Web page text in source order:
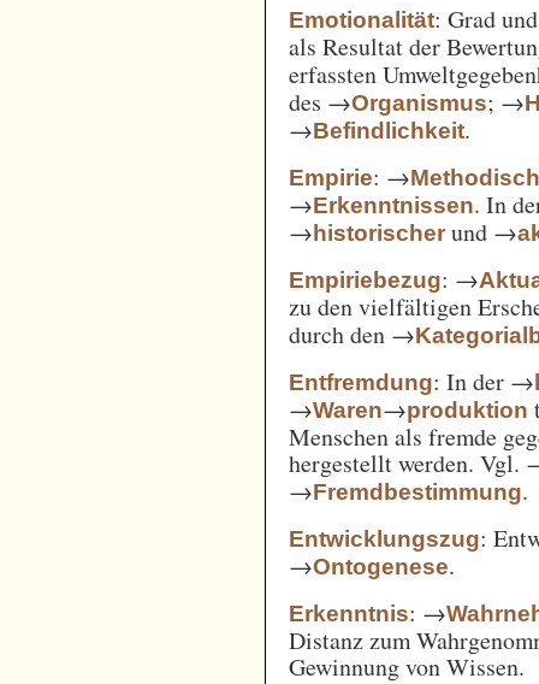
Emotionalität: Grad
als Resultat der
erfassten
des →Organismus; →
→Befindlichkeit.
Empirie: →
→Erkenntnissen. In
→historischer und →
Empiriebezug: →
zu den vielfältigen
durch den →
Entfremdung: In der →
→Waren→produktion
Menschen als fremde
hergestellt werden. Vgl.
→Fremdbestimmung.
Entwicklungszug:
→Ontogenese.
Erkenntnis: →
Distanz zum
Gewinnung von Wissen.